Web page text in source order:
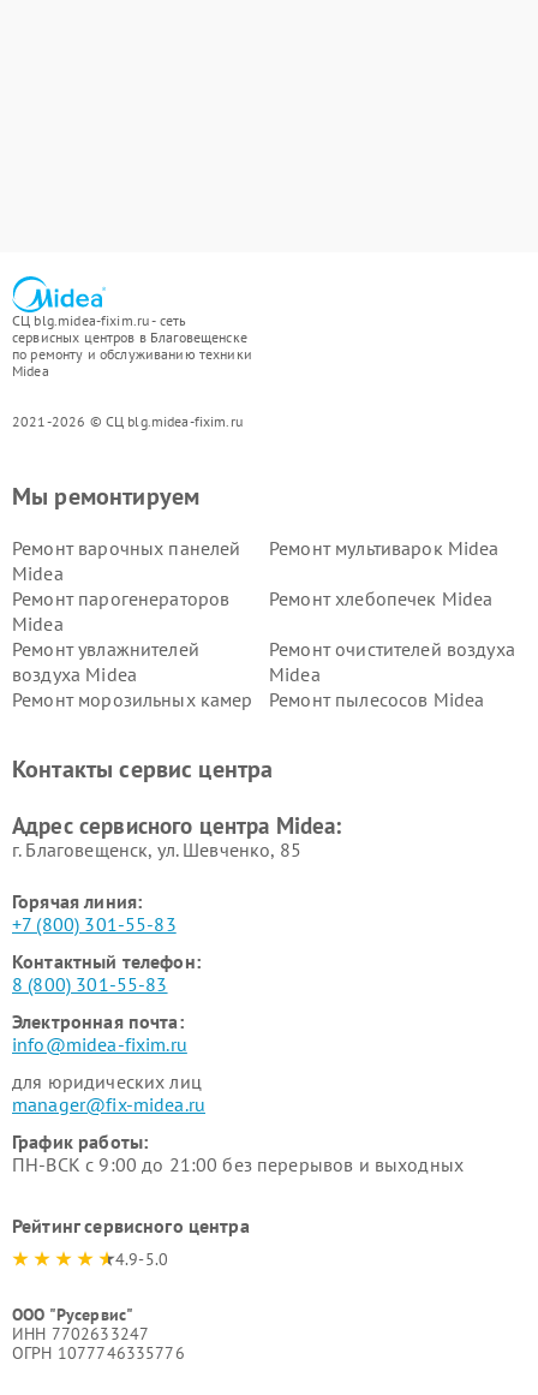
СЦ blg.midea-fixim.ru - сеть
сервисных центров в Благовещенске
по ремонту и обслуживанию техники
Midea
2021-2026 © СЦ blg.midea-fixim.ru
Мы ремонтируем
Ремонт варочных панелей
Midea
Ремонт мультиварок Midea
Ремонт парогенераторов
Midea
Ремонт хлебопечек Midea
Ремонт увлажнителей
воздуха Midea
Ремонт очистителей воздуха
Midea
Ремонт морозильных камер
Ремонт пылесосов Midea
пылесосов Midea
Midea
Контакты сервис центра
Адрес сервисного центра Midea:
г. Благовещенск, ул. Шевченко, 85
Горячая линия:
+7 (800) 301-55-83
Контактный телефон:
8 (800) 301-55-83
Электронная почта:
info@midea-fixim.ru
для юридических лиц
manager@fix-midea.ru
График работы:
ПН-ВСК с 9:00 до 21:00 без перерывов и выходных
Рейтинг сервисного центра
4.9-5.0
ООО "Русервис"
ИНН 7702633247
ОГРН 1077746335776